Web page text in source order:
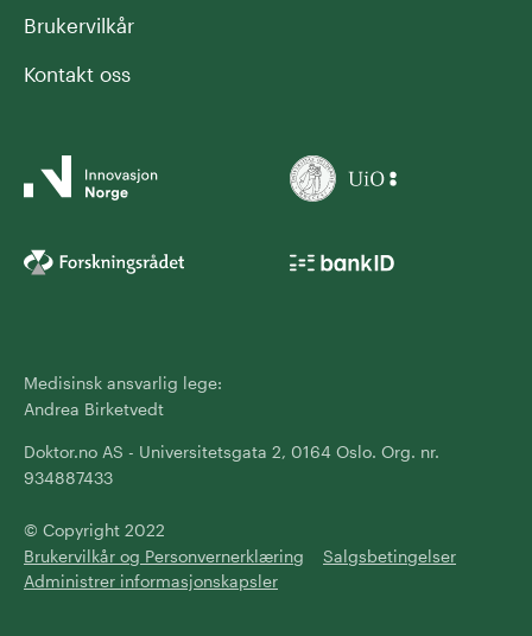
Brukervilkår
Kontakt oss
Medisinsk ansvarlig lege:
Andrea Birketvedt
Doktor.no AS - Universitetsgata 2, 0164 Oslo. Org. nr.
934887433
© Copyright 2022
Brukervilkår og Personvernerklæring
Salgsbetingelser
Administrer informasjonskapsler